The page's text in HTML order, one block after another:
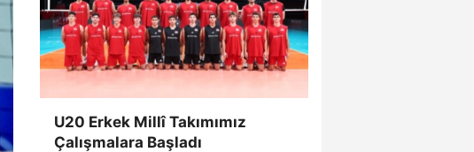
U20 Erkek Millî Takımımız
Çalışmalara Başladı